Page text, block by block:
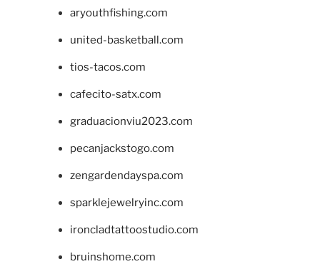
aryouthfishing.com
united-basketball.com
tios-tacos.com
cafecito-satx.com
graduacionviu2023.com
pecanjackstogo.com
zengardendayspa.com
sparklejewelryinc.com
ironcladtattoostudio.com
bruinshome.com